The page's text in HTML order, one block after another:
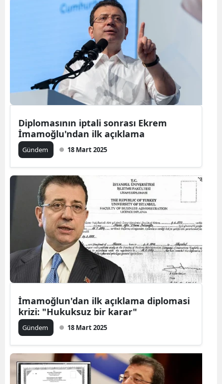
Diplomasının iptali sonrası Ekrem
İmamoğlu'ndan ilk açıklama
Gündem 18 Mart 2025
İmamoğlun'dan ilk açıklama diplomasi
krizi: "Hukuksuz bir karar"
Gündem 18 Mart 2025